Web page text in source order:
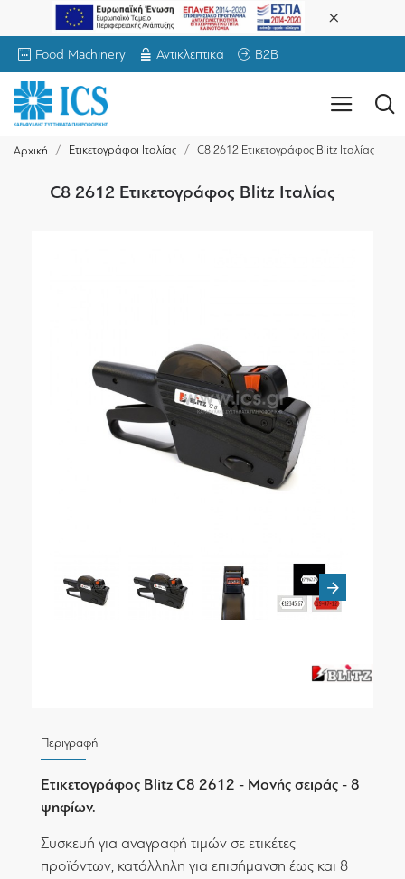
Food Machinery Αντικλεπτικά B2B
Αρχική Ετικετογράφοι Ιταλίας C8 2612 Ετικετογράφος Blitz Ιταλίας
C8 2612 Ετικετογράφος Blitz Ιταλίας
Περιγραφή
Ετικετογράφος Blitz C8 2612 - Μονής σειράς - 8
ψηφίων.
Συσκευή για αναγραφή τιμών σε ετικέτες
προϊόντων, κατάλληλη για επισήμανση έως και 8